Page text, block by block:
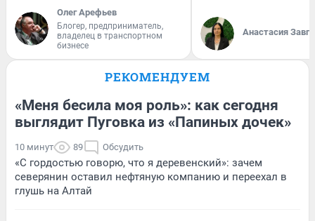
Олег Арефьев
Блогер, предприниматель,
владелец в транспортном
бизнесе
Анастасия
РЕКОМЕНДУЕМ
«Меня бесила моя роль»: как сегодня
выглядит Пуговка из «Папиных дочек»
10 минут 89 Обсудить
«С гордостью говорю, что я деревенский»: зачем
северянин оставил нефтяную компанию и переехал в
глушь на Алтай